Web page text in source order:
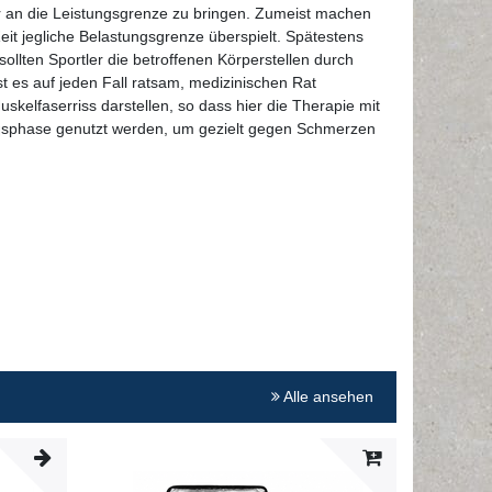
die Leistungsgrenze zu bringen. Zumeist machen
jegliche Belastungsgrenze überspielt. Spätestens
Sportler die betroffenen Körperstellen durch
es auf jeden Fall ratsam, medizinischen Rat
darstellen, so dass hier die Therapie mit
genutzt werden, um gezielt gegen Schmerzen
Alle ansehen